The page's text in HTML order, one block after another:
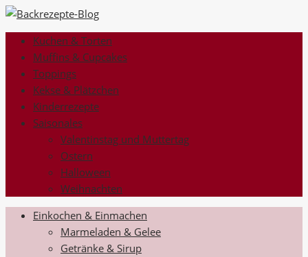
Kuchen & Torten
Muffins & Cupcakes
Toppings
Kekse & Plätzchen
Kinderrezepte
Saisonales
Valentinstag und Muttertag
Ostern
Halloween
Weihnachten
Einkochen & Einmachen
Marmeladen & Gelee
Getränke & Sirup